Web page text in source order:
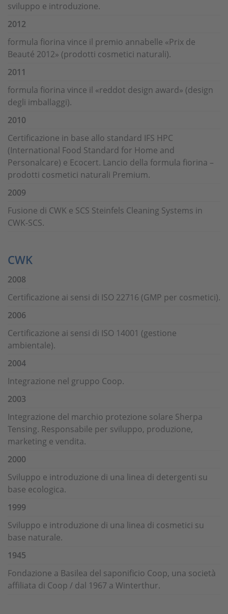
sviluppo e introduzione.
2012
formula fiorina vince il premio annabelle «Prix de
Beauté 2012» (prodotti cosmetici naturali).
2011
formula fiorina vince il «reddot design award» (design
degli imballaggi).
2010
Certificazione in base allo standard IFS HPC
(International Food Standard for Home and
Personalcare) e Ecocert. Lancio della formula fiorina –
prodotti cosmetici naturali Premium.
2009
Fusione di CWK e SCS Steinfels Cleaning Systems in
CWK-SCS.
CWK
2008
Certificazione ai sensi di ISO 22716 (GMP per cosmetici).
2006
Certificazione ai sensi di ISO 14001 (gestione
ambientale).
2004
Integrazione nel gruppo Coop.
2003
Integrazione del marchio protezione solare Sherpa
Tensing. Responsabile per sviluppo, produzione,
marketing e vendita.
2000
Sviluppo e introduzione di una linea di detergenti su
base ecologica.
1999
Sviluppo e introduzione di una linea di cosmetici su
base naturale.
1945
Fondazione a Basilea del saponificio Coop, una società
affiliata di Coop / dal 1967 a Winterthur.